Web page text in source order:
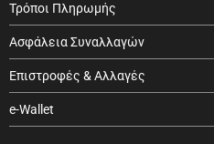
Τρόποι Πληρωμής
Ασφάλεια Συναλλαγών
Επιστροφές & Αλλαγές
e-Wallet